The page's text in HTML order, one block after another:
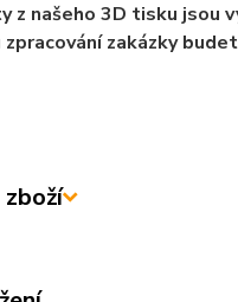
z našeho 3D tisku jsou
zpracování zakázky